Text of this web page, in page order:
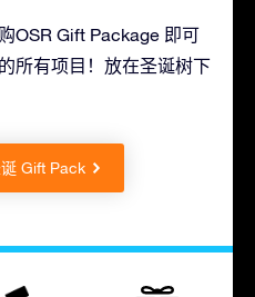
OSR Gift Package 即可
所有项目！放在圣诞树下
Gift Pack